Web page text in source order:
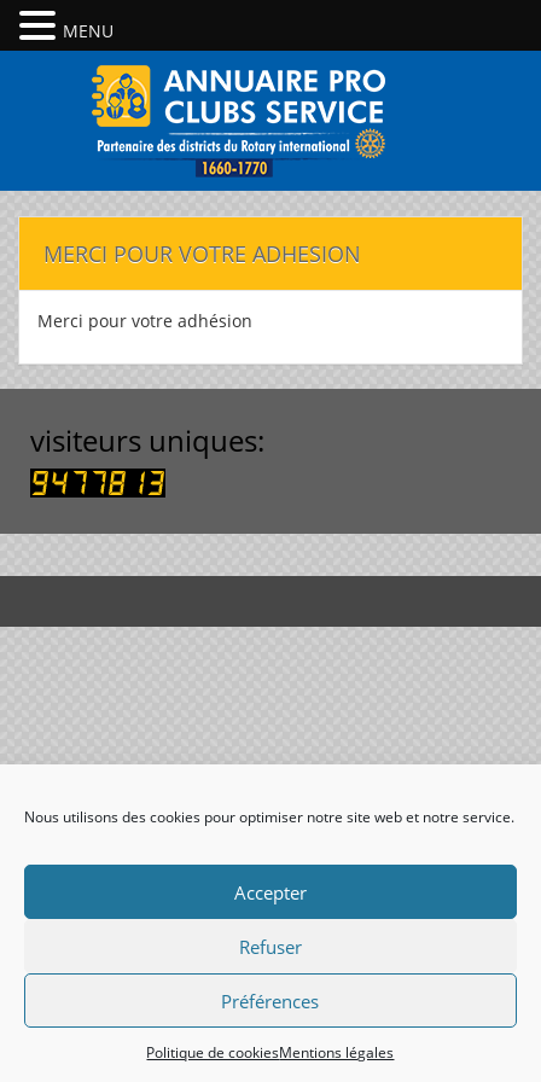
Nous utilisons des cookies pour optimiser notre site web et notre service.
Accepter
Refuser
Préférences
Politique de cookiesMentions légales
MERCI POUR VOTRE ADHESION
Merci pour votre adhésion
visiteurs uniques:
MENU